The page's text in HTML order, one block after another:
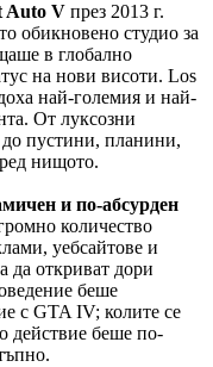
Auto V през 2013 г.
обикновено студио за
в глобално
на нови висоти. Los
най-големия и най-
От луксозни
пустини, планини,
нищото.
и по-абсурден
количество
уебсайтове и
да откриват дори
беше
с GTA IV; колите се
действие беше по-